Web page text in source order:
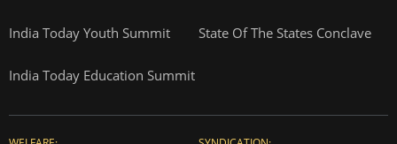
India Today Youth Summit State Of The States Conclave
India Today Education Summit